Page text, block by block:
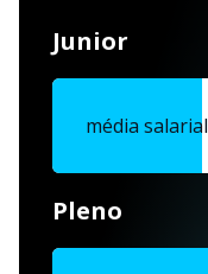
Junior
média salarial
Pleno